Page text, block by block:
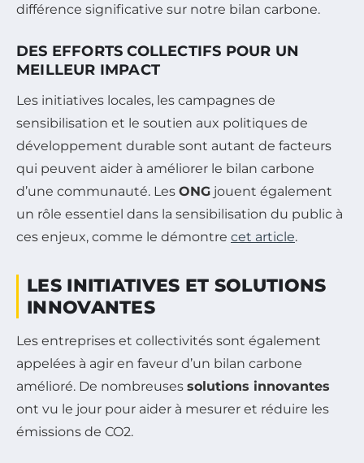
différence significative sur notre bilan carbone.
DES EFFORTS COLLECTIFS POUR UN
MEILLEUR IMPACT
Les initiatives locales, les campagnes de
sensibilisation et le soutien aux politiques de
développement durable sont autant de facteurs
qui peuvent aider à améliorer le bilan carbone
d’une communauté. Les ONG jouent également
un rôle essentiel dans la sensibilisation du public à
ces enjeux, comme le démontre cet article.
LES INITIATIVES ET SOLUTIONS
INNOVANTES
Les entreprises et collectivités sont également
appelées à agir en faveur d’un bilan carbone
amélioré. De nombreuses solutions innovantes
ont vu le jour pour aider à mesurer et réduire les
émissions de CO2.